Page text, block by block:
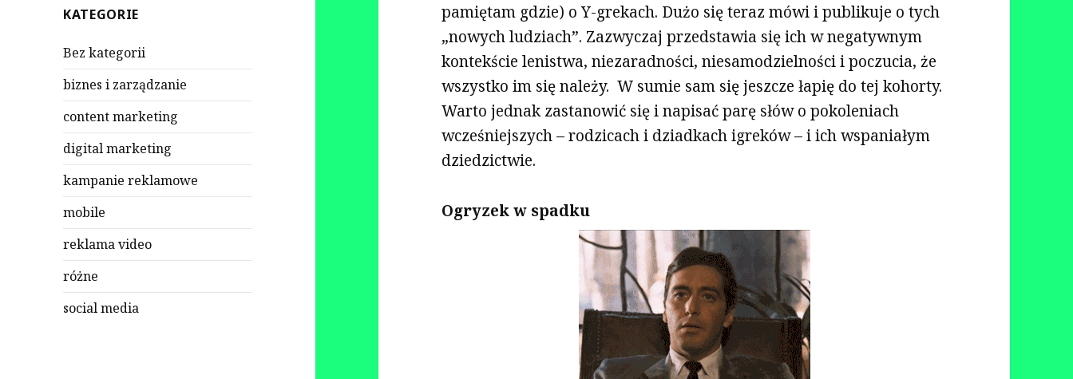
KATEGORIE
Bez kategorii
biznes i zarządzanie
content marketing
digital marketing
kampanie reklamowe
mobile
reklama video
różne
social media
pamiętam gdzie) o Y-grekach. Dużo się teraz mówi i publikuje o tych
„nowych ludziach”. Zazwyczaj przedstawia się ich w negatywnym
kontekście lenistwa, niezaradności, niesamodzielności i poczucia, że
wszystko im się należy. W sumie sam się jeszcze łapię do tej kohorty.
Warto jednak zastanowić się i napisać parę słów o pokoleniach
wcześniejszych – rodzicach i dziadkach igreków – i ich wspaniałym
dziedzictwie.
Ogryzek w spadku